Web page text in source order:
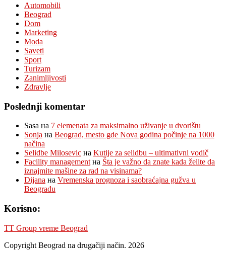
Automobili
Beograd
Dom
Marketing
Moda
Saveti
Sport
Turizam
Zanimljivosti
Zdravlje
Poslednji komentar
Sasa на 7 elemenata za maksimalno uživanje u dvorištu
Sonja на Beograd, mesto gde Nova godina počinje na 1000
načina
Selidbe Milosevic на Kutije za selidbu – ultimativni vodič
Facility management на Šta je važno da znate kada želite da
iznajmite mašine za rad na visinama?
Dijana на Vremenska prognoza i saobraćajna gužva u
Beogradu
Korisno:
TT Group vreme Beograd
Copyright Beograd na drugačiji način. 2026